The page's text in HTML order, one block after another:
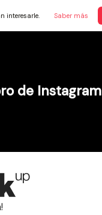
interesarle. Saber más
de Instagram